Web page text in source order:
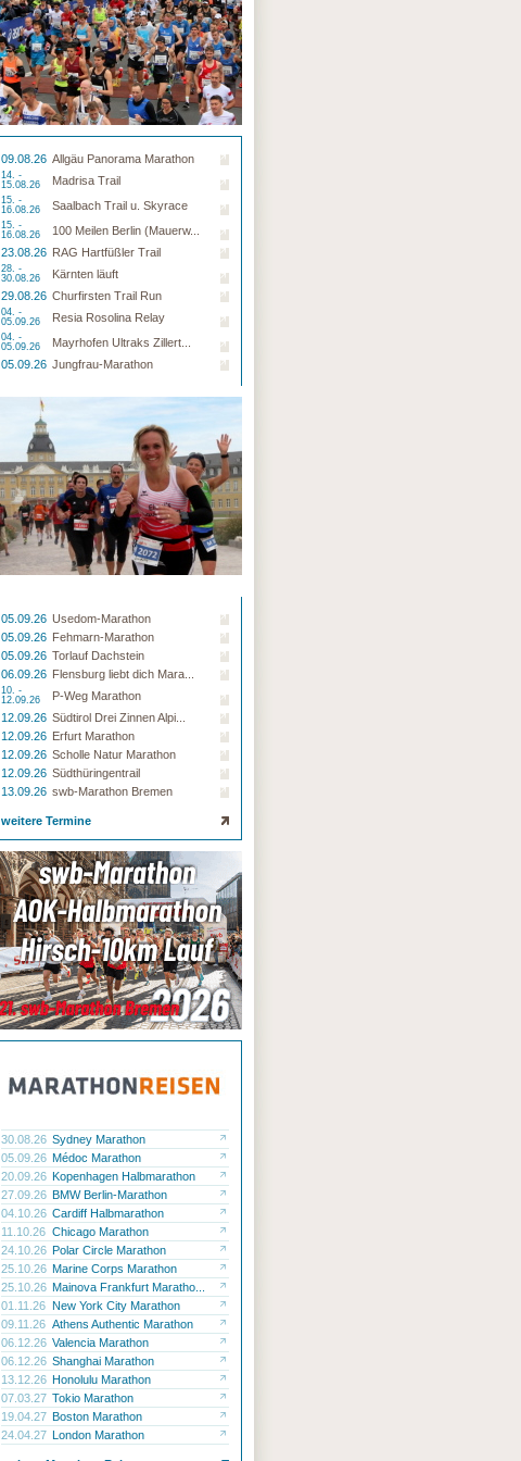
09.08.26 Allgäu Panorama Marathon
14. -
15.08.26
Madrisa Trail
15. -
16.08.26
Saalbach Trail u. Skyrace
15. -
16.08.26
100 Meilen Berlin (Mauerw...
23.08.26 RAG Hartfüßler Trail
28. -
30.08.26
Kärnten läuft
29.08.26 Churfirsten Trail Run
04. -
05.09.26
Resia Rosolina Relay
04. -
05.09.26
Mayrhofen Ultraks Zillert...
05.09.26 Jungfrau-Marathon
05.09.26 Usedom-Marathon
05.09.26 Fehmarn-Marathon
05.09.26 Torlauf Dachstein
06.09.26 Flensburg liebt dich Mara...
10. -
12.09.26
P-Weg Marathon
12.09.26 Südtirol Drei Zinnen Alpi...
12.09.26 Erfurt Marathon
12.09.26 Scholle Natur Marathon
12.09.26 Südthüringentrail
13.09.26 swb-Marathon Bremen
weitere Termine
30.08.26 Sydney Marathon
05.09.26 Médoc Marathon
20.09.26 Kopenhagen Halbmarathon
27.09.26 BMW Berlin-Marathon
04.10.26 Cardiff Halbmarathon
11.10.26 Chicago Marathon
24.10.26 Polar Circle Marathon
25.10.26 Marine Corps Marathon
25.10.26 Mainova Frankfurt Maratho...
01.11.26 New York City Marathon
09.11.26 Athens Authentic Marathon
06.12.26 Valencia Marathon
06.12.26 Shanghai Marathon
13.12.26 Honolulu Marathon
07.03.27 Tokio Marathon
19.04.27 Boston Marathon
24.04.27 London Marathon